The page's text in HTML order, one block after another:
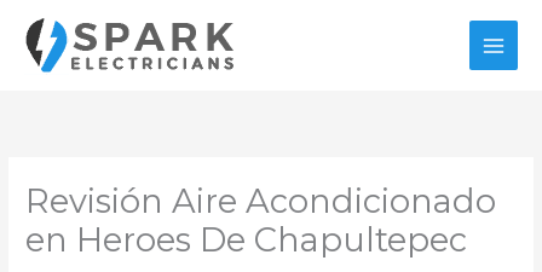
contenido
Revisión Aire Acondicionado
en Heroes De Chapultepec